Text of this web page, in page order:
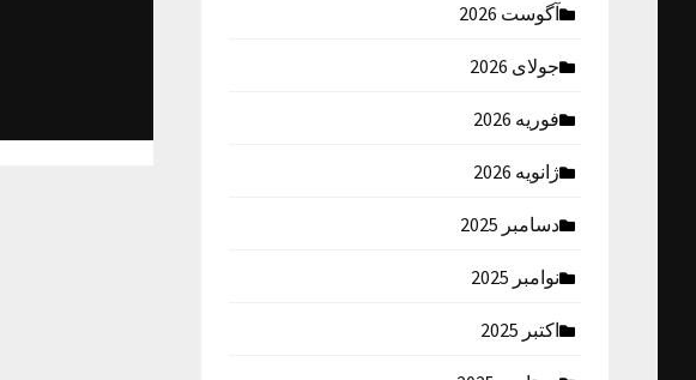
آگوست 2026
جولای 2026
فوریه 2026
ژانویه 2026
دسامبر 2025
نوامبر 2025
اکتبر 2025